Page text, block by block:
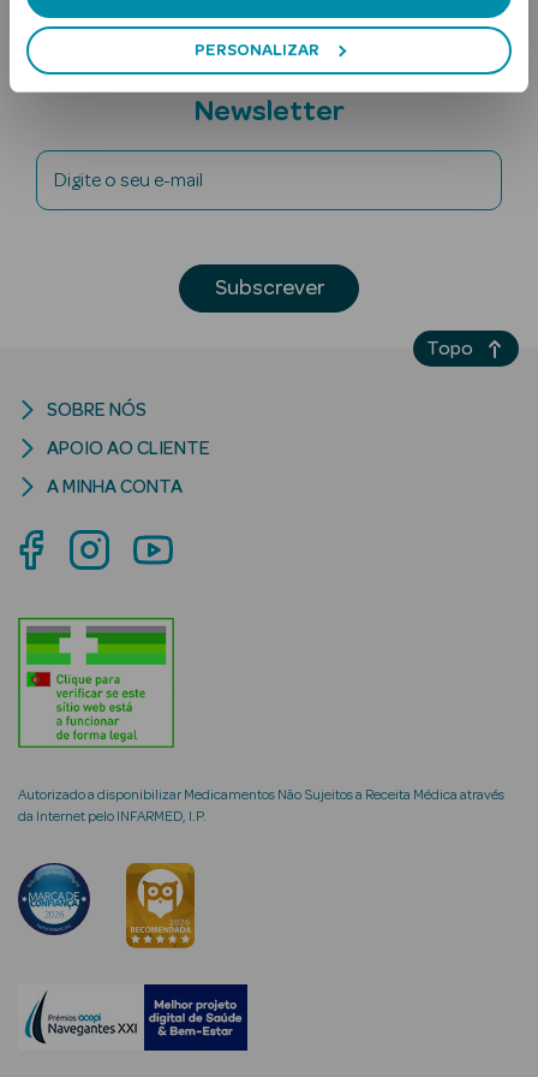
PERSONALIZAR
Lábios
Solares Bebé e
Criança
Rosto e
Cosmética
Rosto
Hidratantes
Séruns Faciais
Anti-
Subscreva a
Newsletter
Digite o seu e-mail
Subscrever
Autorizado a disponibilizar Medicamentos Não Sujeitos a Receita Médica através
da Internet pelo INFARMED, I.P.
SOBRE NÓS
APOIO AO CLIENTE
A MINHA CONTA
Topo